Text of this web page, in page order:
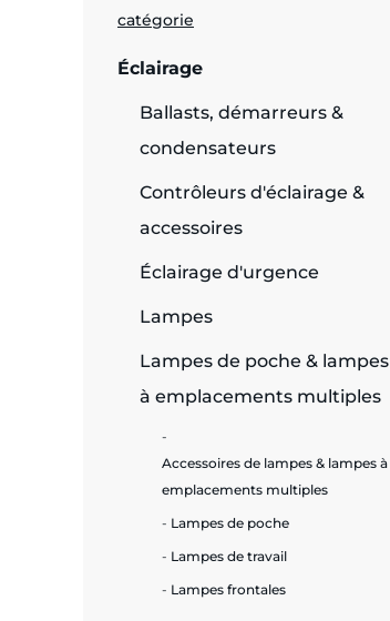
catégorie
Éclairage
Ballasts, démarreurs &
condensateurs
Contrôleurs d'éclairage &
accessoires
Éclairage d'urgence
Lampes
Lampes de poche & lampes
à emplacements multiples
Accessoires de lampes & lampes à
emplacements multiples
Lampes de poche
Lampes de travail
Lampes frontales